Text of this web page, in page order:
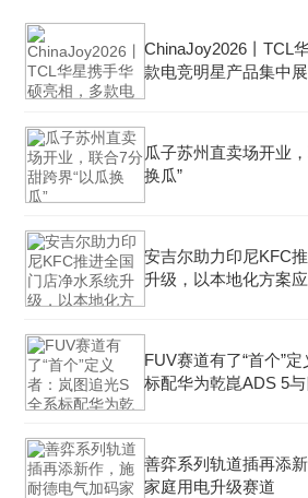
ChinaJoy2026丨TCL
款电竞明星产品集中
瓜子苏州直卖场开业
换瓜”
安吉尔助力印尼KFC
升级，以本地化方案
FUV赛道有了“首个”
标配华为乾崑ADS 5
善弈系列轨道插再添
家庭用电升级赛道